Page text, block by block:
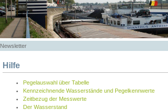
Newsletter
Hilfe
Pegelauswahl über Tabelle
Kennzeichnende Wasserstände und Pegelkennwerte
Zeitbezug der Messwerte
Der Wasserstand